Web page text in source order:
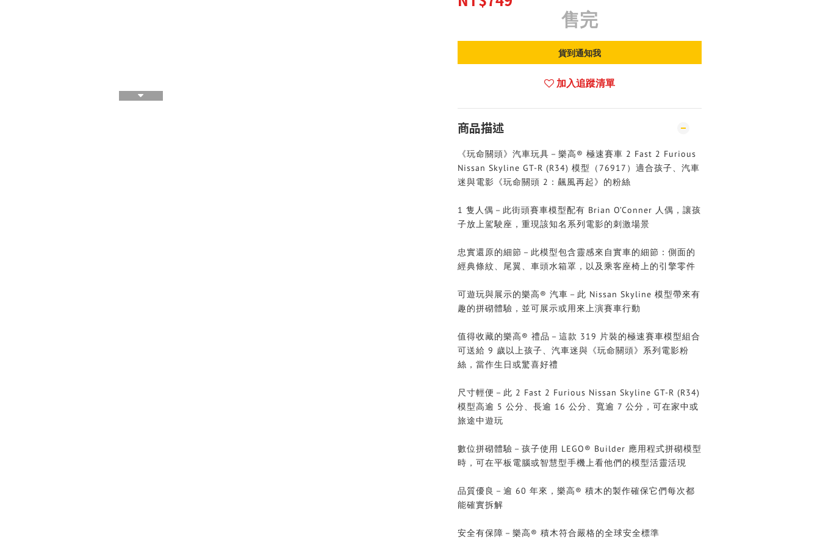
售完
貨到通知我
加入追蹤清單
商品描述
《玩命關頭》汽車玩具－樂高® 極速賽車 2 Fast 2 Furious
Nissan Skyline GT-R (R34) 模型（76917）適合孩子、汽車
迷與電影《玩命關頭 2：飆風再起》的粉絲
1 隻人偶－此街頭賽車模型配有 Brian O’Conner 人偶，讓孩
子放上駕駛座，重現該知名系列電影的刺激場景
忠實還原的細節－此模型包含靈感來自實車的細節：側面的
經典條紋、尾翼、車頭水箱罩，以及乘客座椅上的引擎零件
可遊玩與展示的樂高® 汽車－此 Nissan Skyline 模型帶來有
趣的拼砌體驗，並可展示或用來上演賽車行動
值得收藏的樂高® 禮品－這款 319 片裝的極速賽車模型組合
可送給 9 歲以上孩子、汽車迷與《玩命關頭》系列電影粉
絲，當作生日或驚喜好禮
尺寸輕便－此 2 Fast 2 Furious Nissan Skyline GT-R (R34)
模型高逾 5 公分、長逾 16 公分、寬逾 7 公分，可在家中或
旅途中遊玩
數位拼砌體驗－孩子使用 LEGO® Builder 應用程式拼砌模型
時，可在平板電腦或智慧型手機上看他們的模型活靈活現
品質優良－逾 60 年來，樂高® 積木的製作確保它們每次都
能確實拆解
安全有保障－樂高® 積木符合嚴格的全球安全標準